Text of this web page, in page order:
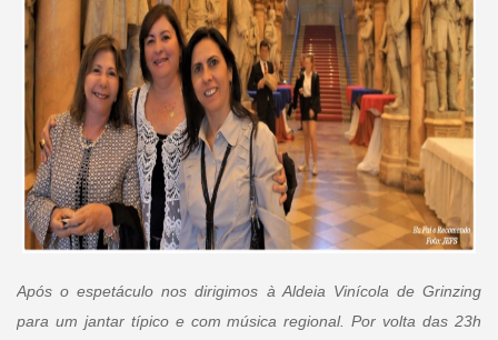
Após o espetáculo nos dirigimos à Aldeia Vinícola de Grinzing
para um jantar típico e com música regional. Por volta das 23h